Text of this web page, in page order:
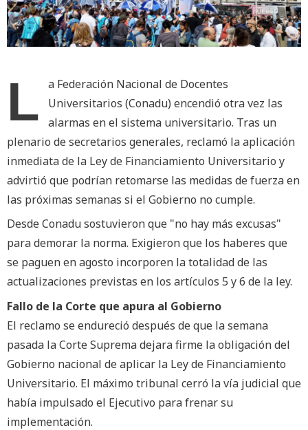
L
a Federación Nacional de Docentes
Universitarios (Conadu) encendió otra vez las
alarmas en el sistema universitario. Tras un
plenario de secretarios generales, reclamó la aplicación
inmediata de la Ley de Financiamiento Universitario y
advirtió que podrían retomarse las medidas de fuerza en
las próximas semanas si el Gobierno no cumple.
Desde Conadu sostuvieron que "no hay más excusas"
para demorar la norma. Exigieron que los haberes que
se paguen en agosto incorporen la totalidad de las
actualizaciones previstas en los artículos 5 y 6 de la ley.
Fallo de la Corte que apura al Gobierno
El reclamo se endureció después de que la semana
pasada la Corte Suprema dejara firme la obligación del
Gobierno nacional de aplicar la Ley de Financiamiento
Universitario. El máximo tribunal cerró la vía judicial que
había impulsado el Ejecutivo para frenar su
implementación.